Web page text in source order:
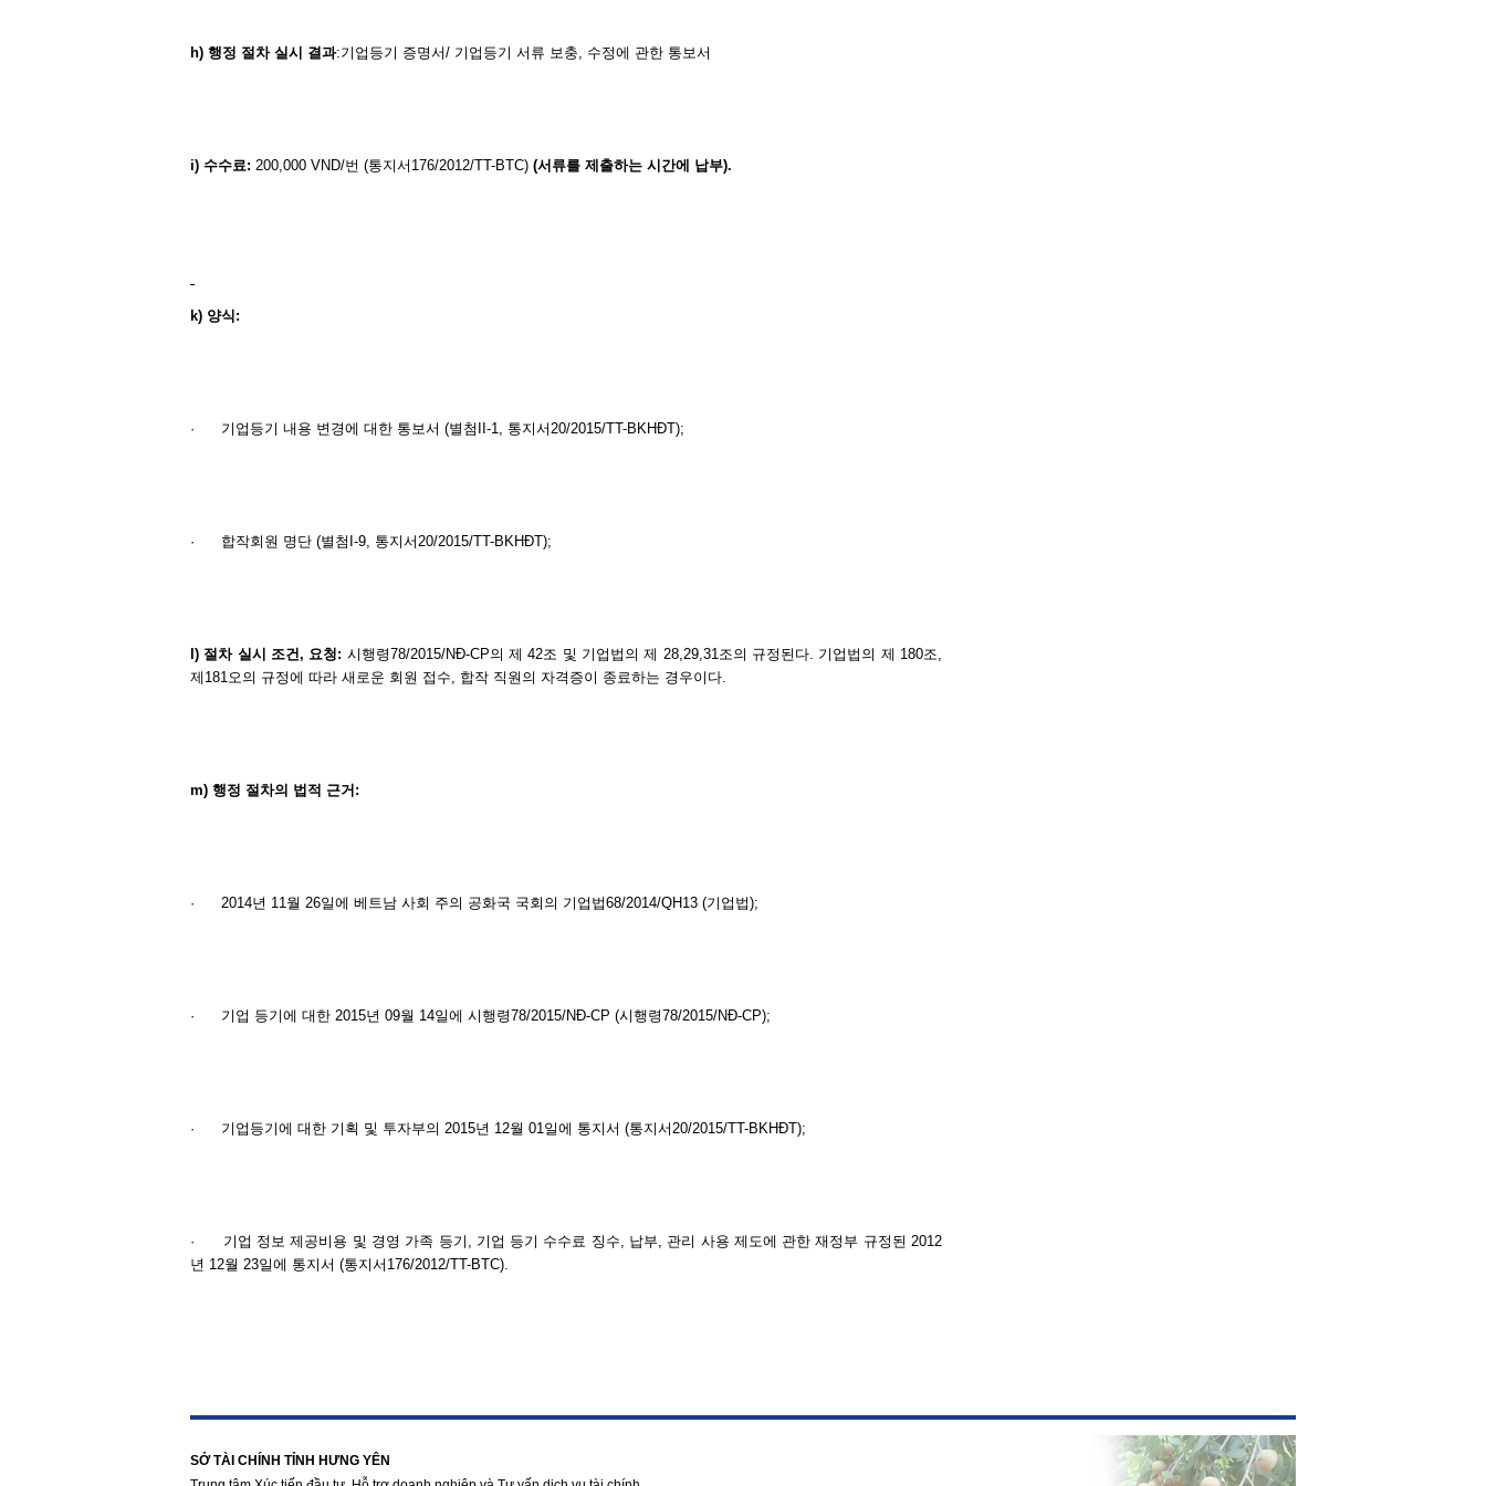
h) 행정 절차 실시 결과:기업등기 증명서/ 기업등기 서류 보충, 수정에 관한 통보서
i) 수수료: 200,000 VND/번 (통지서176/2012/TT-BTC) (서류를 제출하는 시간에 납부).
k) 양식:
· 기업등기 내용 변경에 대한 통보서 (별첨II-1, 통지서20/2015/TT-BKHĐT);
· 합작회원 명단 (별첨I-9, 통지서20/2015/TT-BKHĐT);
l) 절차 실시 조건, 요청: 시행령78/2015/NĐ-CP의 제 42조 및 기업법의 제 28,29,31조의 규정된다. 기업법의 제 180조,
제181오의 규정에 따라 새로운 회원 접수, 합작 직원의 자격증이 종료하는 경우이다.
m) 행정 절차의 법적 근거 :
· 2014년 11월 26일에 베트남 사회 주의 공화국 국회의 기업법68/2014/QH13 (기업법);
· 기업 등기에 대한 2015년 09월 14일에 시행령78/2015/NĐ-CP (시행령78/2015/NĐ-CP);
· 기업등기에 대한 기획 및 투자부의 2015년 12월 01일에 통지서 (통지서20/2015/TT-BKHĐT);
· 기업 정보 제공비용 및 경영 가족 등기, 기업 등기 수수료 징수, 납부, 관리 사용 제도에 관한 재정부 규정된 2012
년 12월 23일에 통지서 (통지서176/2012/TT-BTC).
SỞ TÀI CHÍNH TỈNH HƯNG YÊN